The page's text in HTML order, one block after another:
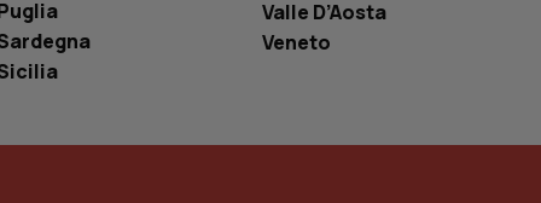
Valle D’Aosta
Veneto
sito, ma un
di accesso per